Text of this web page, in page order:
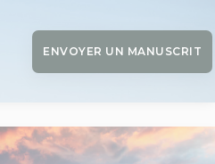
ENVOYER UN MANUSCRIT